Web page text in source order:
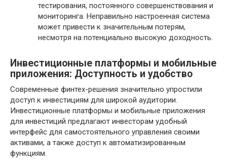
тестирования, постоянного совершенствования и
мониторинга. Неправильно настроенная система
может привести к значительным потерям,
несмотря на потенциально высокую доходность.
Инвестиционные платформы и мобильные
приложения: Доступность и удобство
Современные финтех-решения значительно упростили
доступ к инвестициям для широкой аудитории.
Инвестиционные платформы и мобильные приложения
для инвестиций предлагают инвесторам удобный
интерфейс для самостоятельного управления своими
активами, а также доступ к автоматизированным
функциям.